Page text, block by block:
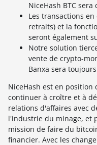
NiceHash BTC sera
Les transactions
retraits) et la
seront également
Notre solution
vente de crypto-
Banxa sera
NiceHash est en position
continuer à croître et à
relations d'affaires avec
l'industrie du minage, et
mission de faire du
financier. Avec les